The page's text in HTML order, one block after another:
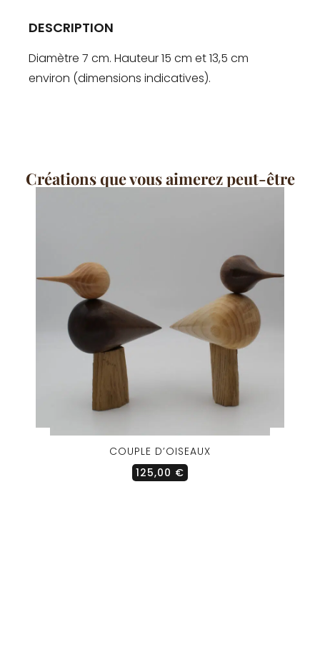
DESCRIPTION
Diamètre 7 cm. Hauteur 15 cm et 13,5 cm
environ (dimensions indicatives).
Créations que vous aimerez peut-être
COUPLE D’OISEAUX
125,00 €